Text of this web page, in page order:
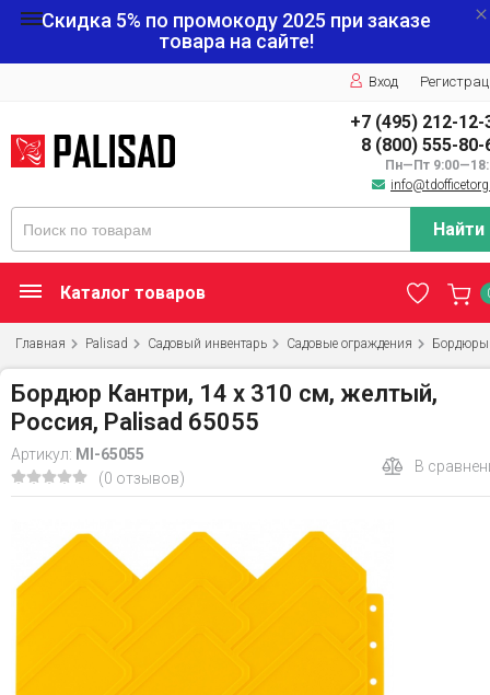
Скидка 5% по промокоду 2025 при заказе
товара на сайте!
Вход
+7 (495) 212-12-
8 (800) 555-80-
Пн—Пт
Найти
Каталог товаров
Главная Palisad Садовый инвентарь Садовые ограждения Бордюры
Бордюр Кантри, 14 х 310 см, желтый,
Россия, Palisad 65055
Артикул: MI-65055
(0 отзывов)
В